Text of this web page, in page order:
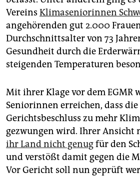
genossenschaft
epaper login
Vereins Klimaseniorinnen
angehörenden gut 2.000
Durchschnittsalter von 73
Gesundheit durch die
steigenden Temperaturen
Mit ihrer Klage vor dem EGMR
Seniorinnen erreichen, dass die
Gerichtsbeschluss zu mehr
gezwungen wird. Ihrer Ansicht
ihr Land nicht genugfür den
und verstößt damit gegen die
Vor Gericht soll nun geprüft